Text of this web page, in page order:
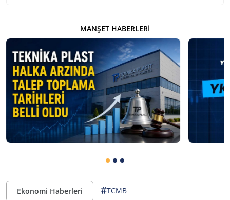
MANŞET HABERLERI
Ekonomi Haberleri #TCMB